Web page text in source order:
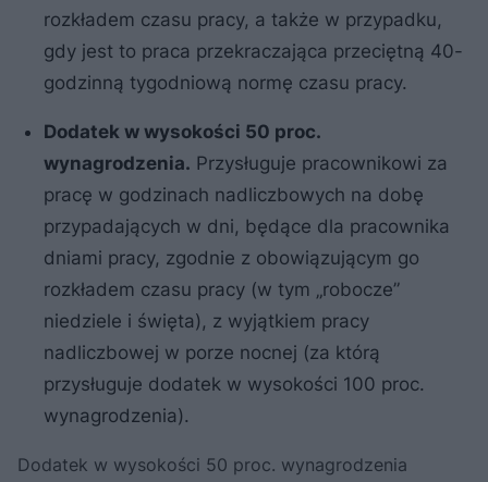
rozkładem czasu pracy, a także w przypadku,
gdy jest to praca przekraczająca przeciętną 40-
godzinną tygodniową normę czasu pracy.
Dodatek w wysokości 50 proc.
wynagrodzenia. Przysługuje pracownikowi za
pracę w godzinach nadliczbowych na dobę
przypadających w dni, będące dla pracownika
dniami pracy, zgodnie z obowiązującym go
rozkładem czasu pracy (w tym „robocze”
niedziele i święta), z wyjątkiem pracy
nadliczbowej w porze nocnej (za którą
przysługuje dodatek w wysokości 100 proc.
wynagrodzenia).
Dodatek w wysokości 50 proc. wynagrodzenia